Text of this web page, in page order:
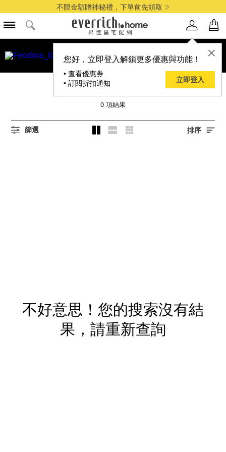
不限金額贈神秘禮，下單前先領取
您好，立即登入解鎖更多優惠與功能！
• 查看優惠券
• 訂閱折扣通知
立即登入
FEODORA
0 項結果
篩選 排序
不好意思！您的搜索沒有結
果，請重新查詢